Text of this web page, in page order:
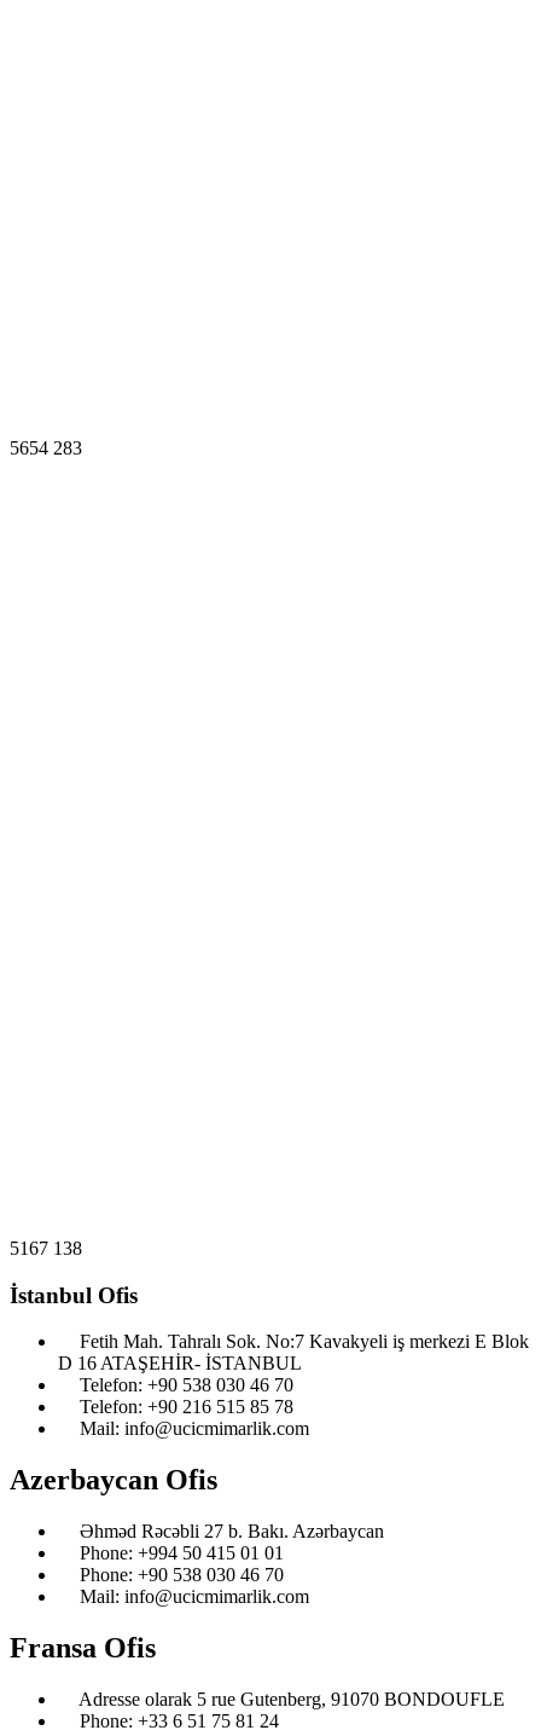
5654 283
5167 138
İstanbul Ofis
Fetih Mah. Tahralı Sok. No:7 Kavakyeli iş merkezi E Blok
D 16 ATAŞEHİR- İSTANBUL
Telefon: ‎+90 538 030 46 70
Telefon: ‎+90 216 515 85 78
Mail: info@ucicmimarlik.com
Azerbaycan Ofis
Əhməd Rəcəbli 27 b. Bakı. Azərbaycan
Phone: ‎‎+994 50 415 01 01
Phone: +90 538 030 46 70
Mail: info@ucicmimarlik.com
Fransa Ofis
Adresse olarak 5 rue Gutenberg, 91070 BONDOUFLE
Phone: ‎+33 6 51 75 81 24